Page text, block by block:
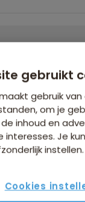
p.p.
p.p. op basis van 4
Data & prijzen
gebruikt
gebruik van
om je
inhoud en
interesses. Je
instellen.
Cookies